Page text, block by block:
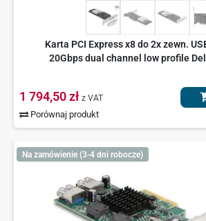
Karta PCI Express x8 do 2x zewn.
20Gbps dual channel low profile
1 794,50 zł z VAT
Porównaj produkt
Na zamówienie (3-4 dni robocze)